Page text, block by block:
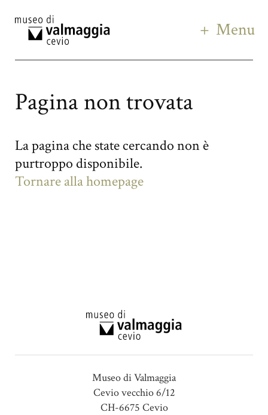
Menu
Pagina non trovata
La pagina che state cercando non è
purtroppo disponibile.
Tornare alla homepage
Museo di Valmaggia
Cevio vecchio 6/12
CH-6675 Cevio